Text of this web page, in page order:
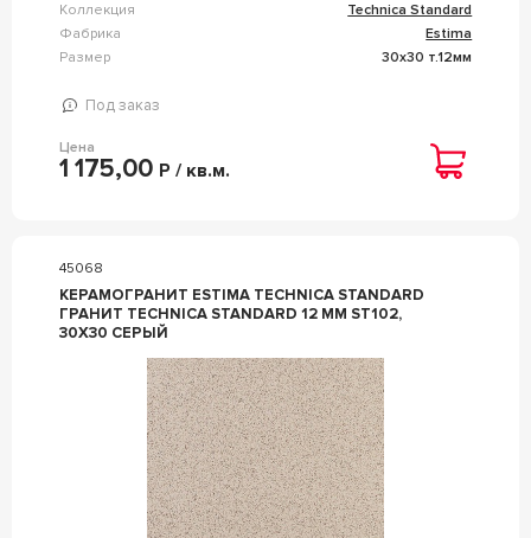
Коллекция
Technica Standard
Фабрика
Estima
Размер
30x30 т.12мм
Под заказ
Цена
1 175,00 Р / кв.м.
45068
КЕРАМОГРАНИТ ESTIMA TECHNICA STANDARD
ГРАНИТ TECHNICA STANDARD 12 ММ ST102,
30X30 СЕРЫЙ